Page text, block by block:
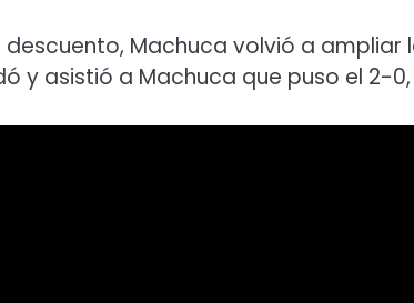
Machuca volvió a ampliar
y asistió a Machuca que puso el 2-